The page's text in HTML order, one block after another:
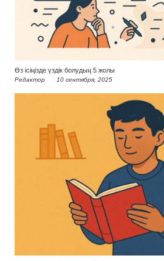
Өз ісіңізде үздік болудың 5 жолы
Редактор 10 сентября, 2025